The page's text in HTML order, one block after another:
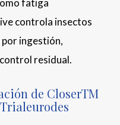
controla insectos
ingestión,
residual.
de CloserTM